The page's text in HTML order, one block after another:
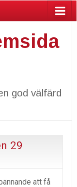
god välfärd
29
att få